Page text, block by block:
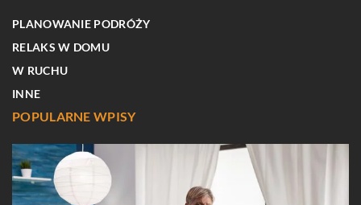
PLANOWANIE PODRÓŻY
RELAKS W DOMU
W RUCHU
INNE
POPULARNE WPISY